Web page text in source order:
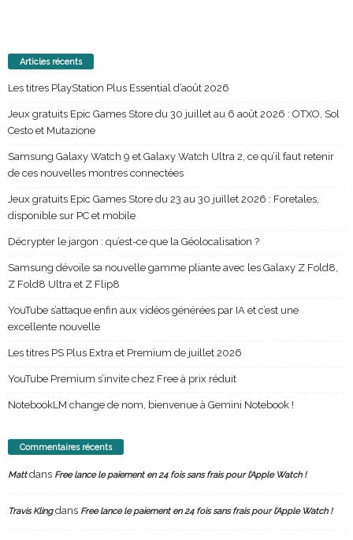
Articles récents
Les titres PlayStation Plus Essential d’août 2026
Jeux gratuits Epic Games Store du 30 juillet au 6 août 2026 : OTXO, Sol
Cesto et Mutazione
Samsung Galaxy Watch 9 et Galaxy Watch Ultra 2, ce qu’il faut retenir
de ces nouvelles montres connectées
Jeux gratuits Epic Games Store du 23 au 30 juillet 2026 : Foretales,
disponible sur PC et mobile
Décrypter le jargon : qu’est-ce que la Géolocalisation ?
Samsung dévoile sa nouvelle gamme pliante avec les Galaxy Z Fold8,
Z Fold8 Ultra et Z Flip8
YouTube s’attaque enfin aux vidéos générées par IA et c’est une
excellente nouvelle
Les titres PS Plus Extra et Premium de juillet 2026
YouTube Premium s’invite chez Free à prix réduit
NotebookLM change de nom, bienvenue à Gemini Notebook !
Commentaires récents
Mattdans Free lance le paiement en 24 fois sans frais pour l’Apple Watch !
Travis Klingdans Free lance le paiement en 24 fois sans frais pour l’Apple Watch !